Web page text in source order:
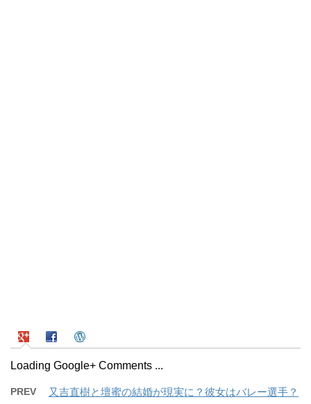
Loading Google+ Comments ...
PREV
又吉直樹と壇蜜の結婚が現実に？彼女はバレー選手？